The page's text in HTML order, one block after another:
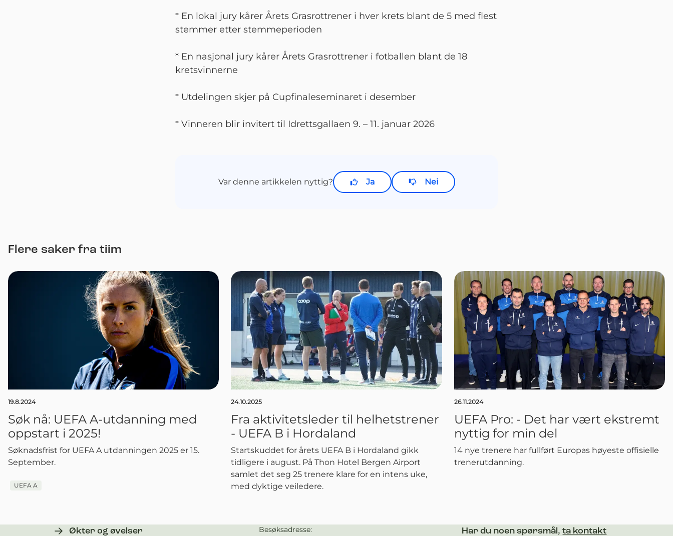
* En lokal jury kårer Årets Grasrottrener i hver krets blant de 5 med flest
stemmer etter stemmeperioden
* En nasjonal jury kårer Årets Grasrottrener i fotballen blant de 18
kretsvinnerne
* Utdelingen skjer på Cupfinaleseminaret i desember
* Vinneren blir invitert til Idrettsgallaen 9. – 11. januar 2026
Var denne artikkelen nyttig? Ja Nei
Flere saker fra tiim
19.8.2024
Søk nå: UEFA A-utdanning med
oppstart i 2025!
Søknadsfrist for UEFA A utdanningen 2025 er 15.
September.
UEFA A
24.10.2025
Fra aktivitetsleder til helhetstrener
- UEFA B i Hordaland
Startskuddet for årets UEFA B i Hordaland gikk
tidligere i august. På Thon Hotel Bergen Airport
samlet det seg 25 trenere klare for en intens uke,
med dyktige veiledere.
26.11.2024
UEFA Pro: - Det har vært ekstremt
nyttig for min del
14 nye trenere har fullført Europas høyeste offisielle
trenerutdanning.
Økter og øvelser Besøksadresse: Har du noen spørsmål,ta kontakt